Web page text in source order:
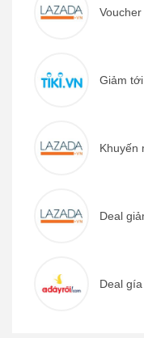
Voucher
Giảm tới
Khuyến
Deal
Deal gía